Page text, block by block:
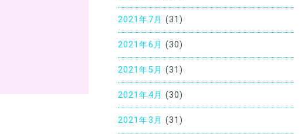
2021年7月 (31)
2021年6月 (30)
2021年5月 (31)
2021年4月 (30)
2021年3月 (31)